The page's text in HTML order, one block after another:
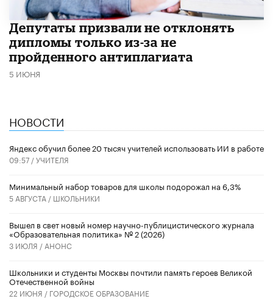
Депутаты призвали не отклонять
дипломы только из-за не
пройденного антиплагиата
5 ИЮНЯ
НОВОСТИ
​Яндекс обучил более 20 тысяч учителей использовать ИИ в работе
09:57 /УЧИТЕЛЯ
Минимальный набор товаров для школы подорожал на 6,3%
5 АВГУСТА / ШКОЛЬНИКИ
Вышел в свет новый номер научно-публицистического журнала
«Образовательная политика» № 2 (2026)
3 ИЮЛЯ / АНОНС
Школьники и студенты Москвы почтили память героев Великой
Отечественной войны
22 ИЮНЯ / ГОРОДСКОЕ ОБРАЗОВАНИЕ